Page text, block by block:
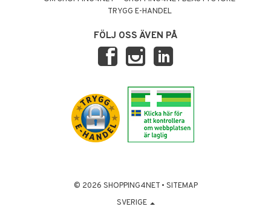
TRYGG E-HANDEL
FÖLJ OSS ÄVEN PÅ
© 2026 SHOPPING4NET • SITEMAP
SVERIGE